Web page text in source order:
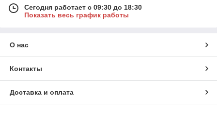
Сегодня работает с 09:30 до 18:30
Показать весь график работы
О нас
Контакты
Доставка и оплата